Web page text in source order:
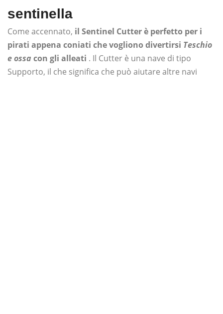
sentinella
Come accennato, il Sentinel Cutter è perfetto per i
pirati appena coniati che vogliono divertirsi Teschio
e ossa con gli alleati . Il Cutter è una nave di tipo
Supporto, il che significa che può aiutare altre navi